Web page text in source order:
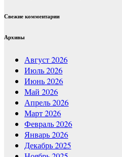
Свежие комментарии
Архивы
Август 2026
Июль 2026
Июнь 2026
Май 2026
Апрель 2026
Март 2026
Февраль 2026
Январь 2026
Декабрь 2025